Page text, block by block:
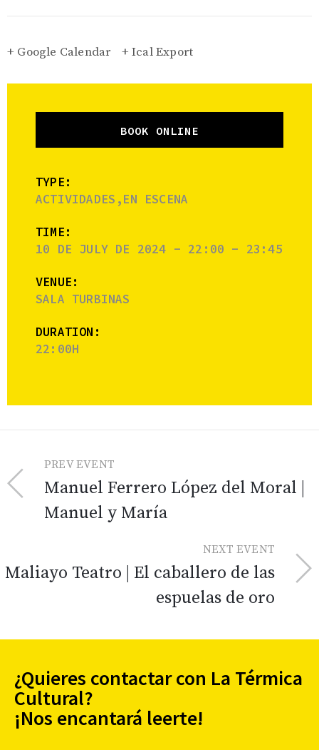
+ Google Calendar + Ical Export
BOOK ONLINE
TYPE:
ACTIVIDADES,EN ESCENA
TIME:
10 DE JULY DE 2024 - 22:00 - 23:45
VENUE:
SALA TURBINAS
DURATION:
22:00H
PREV EVENT
Manuel Ferrero López del Moral |
Manuel y María
NEXT EVENT
Maliayo Teatro | El caballero de las
espuelas de oro
¿Quieres contactar con La Térmica
Cultural?
¡Nos encantará leerte!